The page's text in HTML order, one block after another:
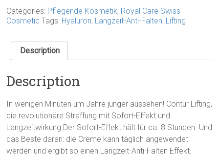
Categories: Pflegende Kosmetik, Royal Care Swiss
Cosmetic Tags: Hyaluron, Langzeit-Anti-Falten, Lifting
Description
Description
In wenigen Minuten um Jahre jünger aussehen! Contur Lifting,
die revolutionäre Straffung mit Sofort-Effekt und
Langzeitwirkung Der Sofort-Effekt hält für ca. 8 Stunden. Und
das Beste daran: die Creme kann täglich angewendet
werden und ergibt so einen Langzeit-Anti-Falten Effekt.